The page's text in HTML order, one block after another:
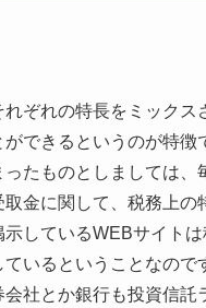
ぞれの特長をミック
できるというのが特徴
たものとしましては
金に関して、税務上
しているWEBサイト
いるということなので
社とか銀行も投資信